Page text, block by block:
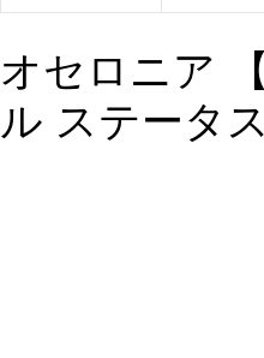
オセロニア
ル ステータ